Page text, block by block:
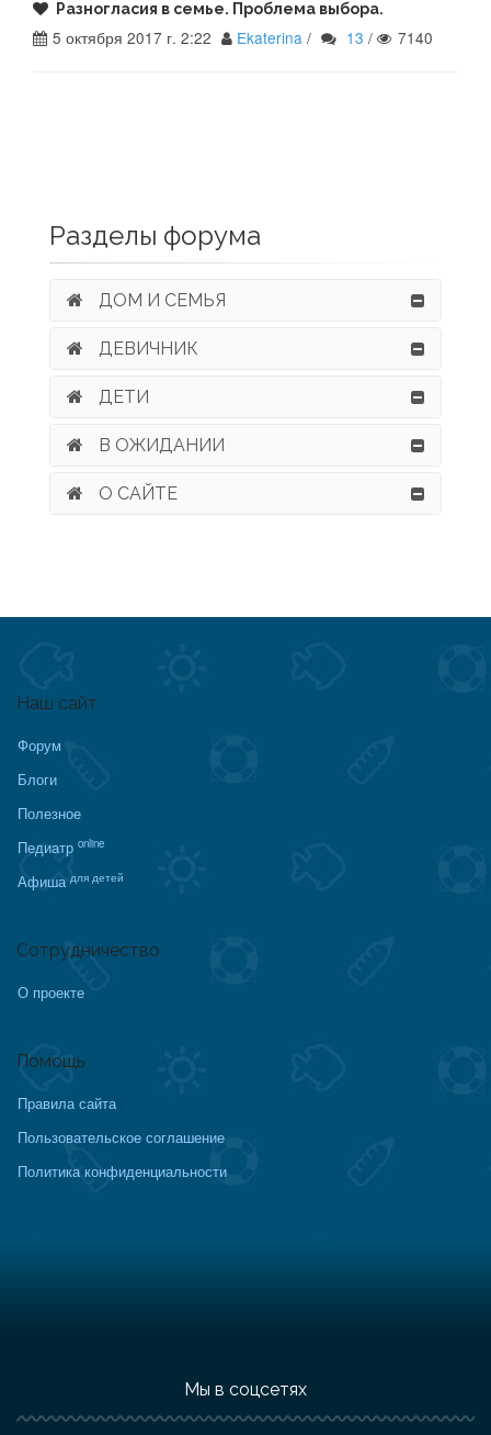
Разногласия в семье. Проблема выбора.
5 октября 2017 г. 2:22 Ekaterina / 13 / 7140
Разделы форума
ДОМ И СЕМЬЯ
ДЕВИЧНИК
ДЕТИ
В ОЖИДАНИИ
О САЙТЕ
Наш сайт
Форум
Блоги
Полезное
Педиатр online
Афиша для детей
Сотрудничество
О проекте
Помощь
Правила сайта
Пользовательское соглашение
Политика конфиденциальности
Мы в соцсетях